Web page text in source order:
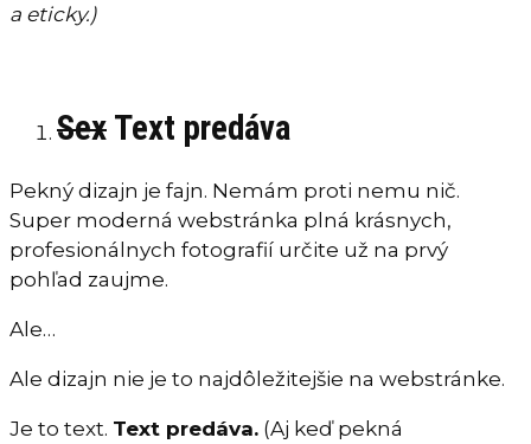
a eticky.)
Sex Text predáva
Pekný dizajn je fajn. Nemám proti nemu nič.
Super moderná webstránka plná krásnych,
profesionálnych fotografií určite už na prvý
pohľad zaujme.
Ale…
Ale dizajn nie je to najdôležitejšie na webstránke.
Je to text. Text predáva. (Aj keď pekná